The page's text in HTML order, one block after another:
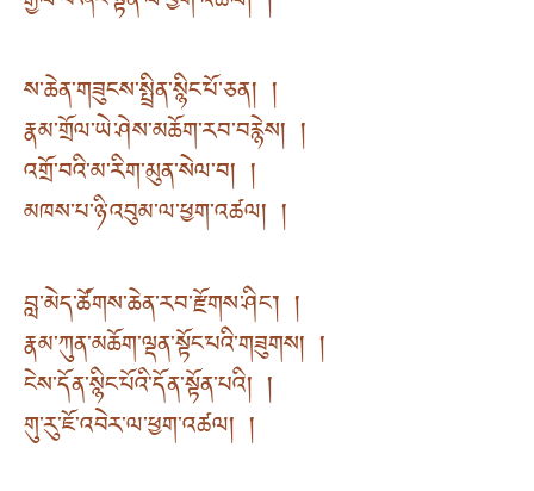
ས་ཆེན་གཟུངས་སྤྲིན་སྙིང་པོ་ཅན། །
རྣམ་གྲོལ་ཡེ་ཤེས་མཆོག་རབ་བརྙེས། །
འགྲོ་བའི་མ་རིག་མུན་སེལ་བ། །
མཁས་པ་ཉི་འབུམ་ལ་ཕྱག་འཚལ། །
བླ་མེད་ཚོགས་ཆེན་རབ་རྫོགས་ཤིང༌། །
རྣམ་ཀུན་མཆོག་ལྡན་སྟོང་པའི་གཟུགས། །
ངེས་དོན་སྙིང་པོའི་དོན་སྟོན་པའི། །
གུ་རུ་ཇོ་འབེར་ལ་ཕྱག་འཚལ། །